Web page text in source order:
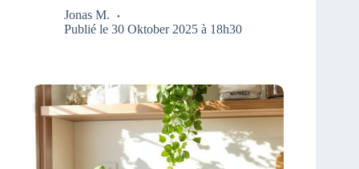
Jonas M.
Publié le 30 Oktober 2025 à 18h30